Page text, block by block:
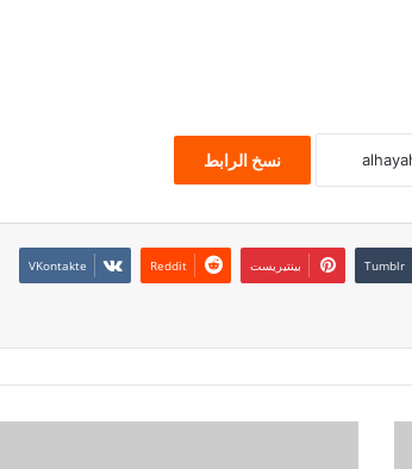
نسخ الرابط
بينتيريست